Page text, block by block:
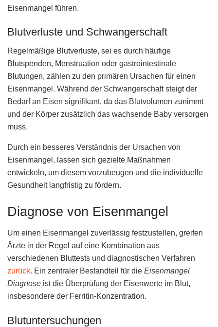
Eisenmangel führen.
Blutverluste und Schwangerschaft
Regelmäßige Blutverluste, sei es durch häufige
Blutspenden, Menstruation oder gastrointestinale
Blutungen, zählen zu den primären Ursachen für einen
Eisenmangel. Während der Schwangerschaft steigt der
Bedarf an Eisen signifikant, da das Blutvolumen zunimmt
und der Körper zusätzlich das wachsende Baby versorgen
muss.
Durch ein besseres Verständnis der Ursachen von
Eisenmangel, lassen sich gezielte Maßnahmen
entwickeln, um diesem vorzubeugen und die individuelle
Gesundheit langfristig zu fördern.
Diagnose von Eisenmangel
Um einen Eisenmangel zuverlässig festzustellen, greifen
Ärzte in der Regel auf eine Kombination aus
verschiedenen Bluttests und diagnostischen Verfahren
zurück. Ein zentraler Bestandteil für die Eisenmangel
Diagnose ist die Überprüfung der Eisenwerte im Blut,
insbesondere der Ferritin-Konzentration.
Blutuntersuchungen